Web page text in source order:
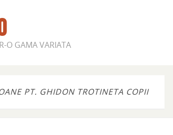
O GAMA VARIATA
PT. GHIDON TROTINETA COPII